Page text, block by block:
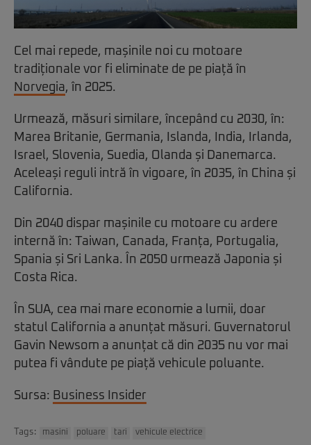
Cel mai repede, mașinile noi cu motoare
tradiționale vor fi eliminate de pe piață în
Norvegia, în 2025.
Urmează, măsuri similare, începând cu 2030, în:
Marea Britanie, Germania, Islanda, India, Irlanda,
Israel, Slovenia, Suedia, Olanda și Danemarca.
Aceleași reguli intră în vigoare, în 2035, în China și
California.
Din 2040 dispar mașinile cu motoare cu ardere
internă în: Taiwan, Canada, Franța, Portugalia,
Spania și Sri Lanka. În 2050 urmează Japonia și
Costa Rica.
În SUA, cea mai mare economie a lumii, doar
statul California a anunțat măsuri. Guvernatorul
Gavin Newsom a anunțat că din 2035 nu vor mai
putea fi vândute pe piață vehicule poluante.
Sursa: Business Insider
Tags: masini poluare tari vehicule electrice